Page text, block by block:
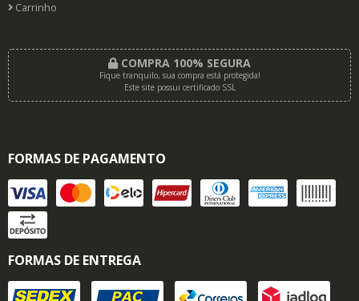
Carrinho
COMPRA 100% SEGURA
Fique tranquilo, sua compra está protegida!
Este site possui certificado SSL
FORMAS DE PAGAMENTO
FORMAS DE ENTREGA